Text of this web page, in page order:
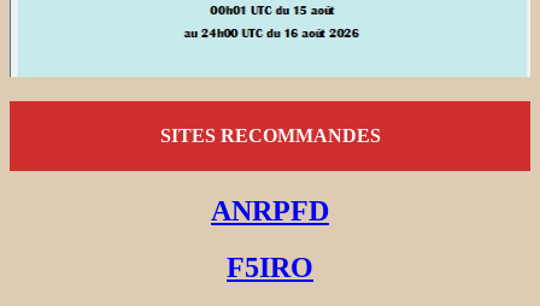
SITES RECOMMANDES
ANRPFD
F5IRO